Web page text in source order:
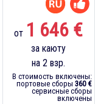
от 1 646 €
за каюту
на 2 взр.
В стоимость включены:
портовые сборы 360 €
сервисные сборы
включены